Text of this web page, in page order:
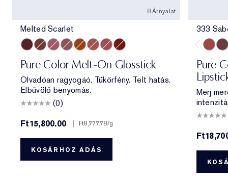
8 Árnyalat
Melted Scarlet
Pure Color Melt-On Glosstick
Olvadóan ragyogáó. Tükörfény. Telt hatás.
Elbűvölő benyomás.
(0)
Ft15,800.00
| Ft8,777.78/g
KOSÁRHOZ ADÁS
333
Pure
Merj